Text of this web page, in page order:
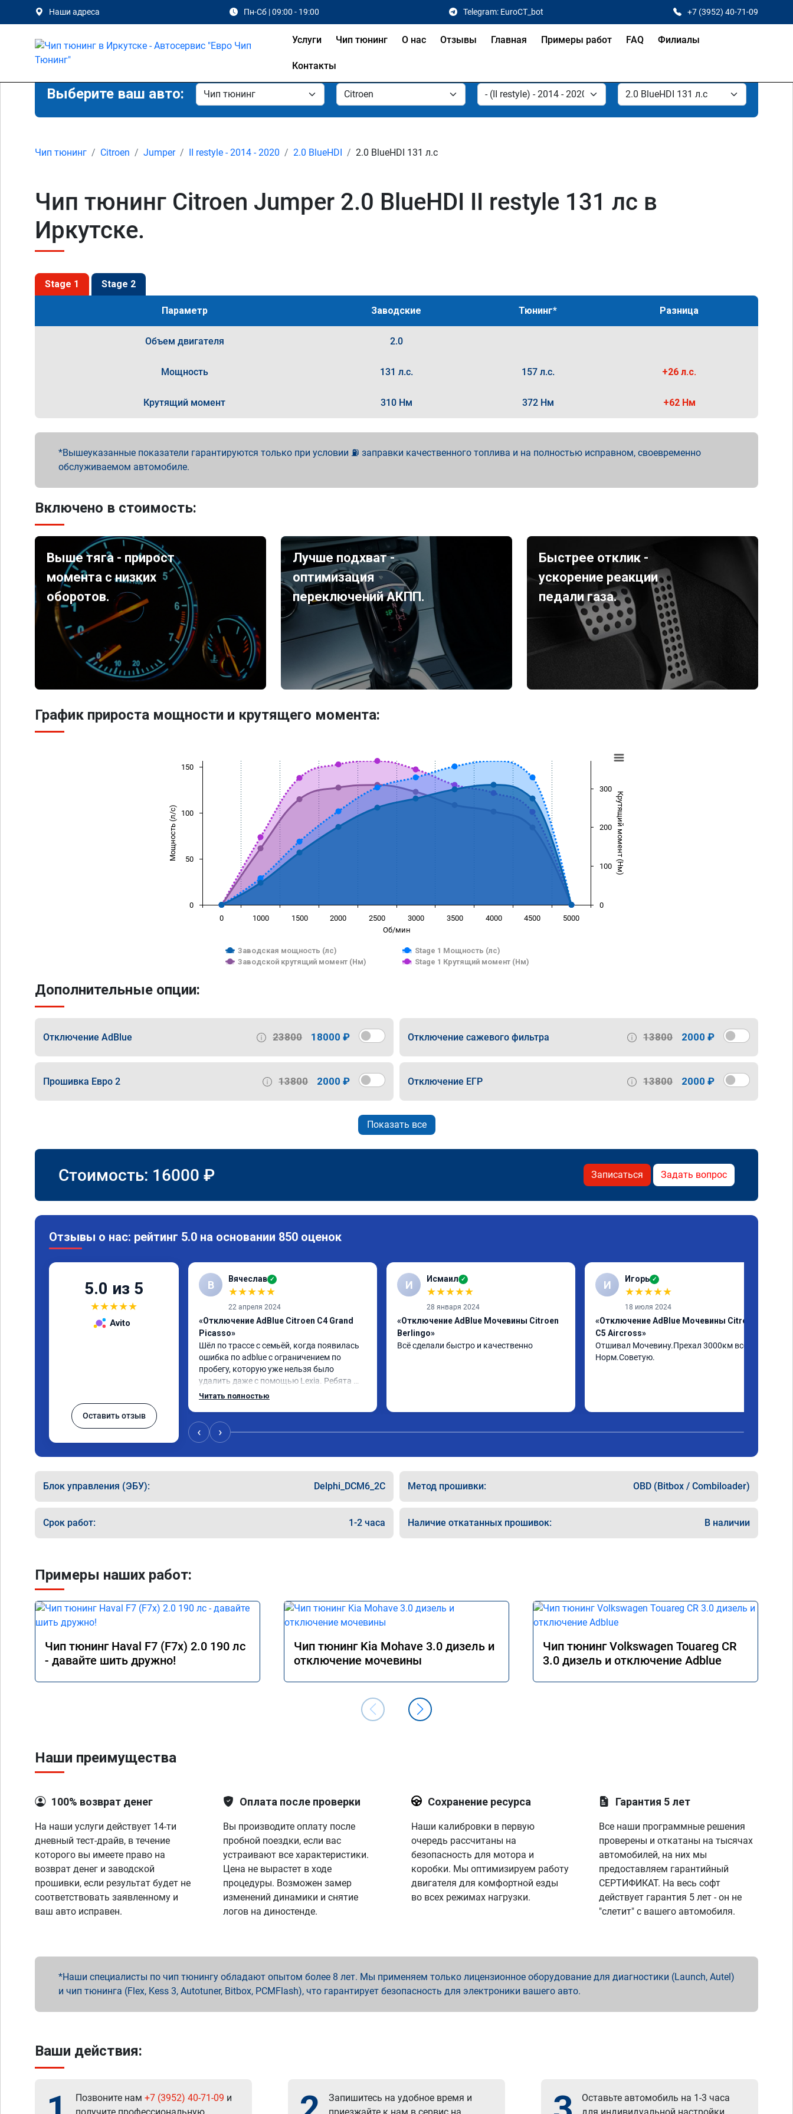
Наши адреса Пн-Сб | 09:00 - 19:00 Telegram: EuroCT_bot +7 (3952) 40-71-09
Услуги Чип тюнинг О нас Отзывы Главная Примеры работ FAQ Филиалы
Контакты
Выберите ваш авто:
Чип тюнинг Citroen Jumper II restyle - 2014 - 2020 2.0 BlueHDI 2.0 BlueHDI 131 л.с
Чип тюнинг Citroen Jumper 2.0 BlueHDI II restyle 131 лс в
Иркутске.
Stage 1 Stage 2
Параметр Заводские Тюнинг* Разница
Объем двигателя 2.0
Мощность 131 л.с. 157 л.с. +26 л.с.
Крутящий момент 310 Нм 372 Нм +62 Нм
Вышеуказанные показатели гарантируются только при условии ⛽ заправки качественного топлива и на полностью исправном, своевременно
обслуживаемом автомобиле.
Включено в стоимость:
Выше тяга - прирост
момента с низких
оборотов.
Лучше подхват -
оптимизация
переключений АКПП.
Быстрее отклик -
ускорение реакции
педали газа.
График прироста мощности и крутящего момента:
Об/мин
Мощность (л/с) Крутящий момент (Нм)
Заводская мощность (лс)
Stage 1 Мощность (лс)
Заводской крутящий момент (Нм)
Stage 1 Крутящий момент (Нм)
0 1000 1500 2000 2500 3000 3500 4000 4500 5000
0
50
100
150
0
100
200
300
Дополнительные опции:
Отключение AdBlue 23800 18000 ₽ Отключение сажевого фильтра 13800 2000 ₽
Прошивка Евро 2 13800 2000 ₽ Отключение ЕГР 13800 2000 ₽
Показать все
Стоимость: 16000 ₽ Записаться Задать вопрос
Отзывы о нас: рейтинг 5.0 на основании 850 оценок
5.0 из 5
★★★★★
Avito
Оставить отзыв
В Вячеслав ✓
★★★★★
22 апреля 2024
«Отключение AdBlue Citroen C4 Grand
Picasso»
Шёл по трассе с семьёй, когда появилась
ошибка по adblue с ограничением по
пробегу, которую уже нельзя было
удалить даже с помощью Lexia. Ребята
пошли навстречу, оперативно приняли и
Читать полностью
И Исмаил ✓
★★★★★
28 января 2024
«Отключение AdBlue Мочевины Citroen
Berlingo»
Всё сделали быстро и качественно
И Игорь ✓
★★★★★
18 июля 2024
«Отключение AdBlue Мочевины Citroen
C5 Aircross»
Отшивал Мочевину.Прехал 3000км всё
Норм.Советую.
‹ ›
Блок управления (ЭБУ): Delphi_DCM6_2C Метод прошивки: OBD (Bitbox / Combiloader)
Срок работ: 1-2 часа Наличие откатанных прошивок: В наличии
Примеры наших работ:
Чип тюнинг Haval F7 (F7x) 2.0 190 лс
- давайте шить дружно!
Чип тюнинг Kia Mohave 3.0 дизель и
отключение мочевины
Чип тюнинг Volkswagen Touareg CR
3.0 дизель и отключение Adblue
Наши преимущества
100% возврат денег
На наши услуги действует 14-ти
дневный тест-драйв, в течение
которого вы имеете право на
возврат денег и заводской
прошивки, если результат будет не
соответствовать заявленному и
ваш авто исправен.
Оплата после проверки
Вы производите оплату после
пробной поездки, если вас
устраивают все характеристики.
Цена не вырастет в ходе
процедуры. Возможен замер
изменений динамики и снятие
логов на диностенде.
Сохранение ресурса
Наши калибровки в первую
очередь рассчитаны на
безопасность для мотора и
коробки. Мы оптимизируем работу
двигателя для комфортной езды
во всех режимах нагрузки.
Гарантия 5 лет
Все наши программные решения
проверены и откатаны на тысячах
автомобилей, на них мы
предоставляем гарантийный
СЕРТИФИКАТ. На весь софт
действует гарантия 5 лет - он не
"слетит" с вашего автомобиля.
Наши специалисты по чип тюнингу обладают опытом более 8 лет. Мы применяем только лицензионное оборудование для диагностики (Launch, Autel)
и чип тюнинга (Flex, Kess 3, Autotuner, Bitbox, PCMFlash), что гарантирует безопасность для электроники вашего авто.
Ваши действия:
Позвоните нам +7 (3952) 40-71-09 и
Запишитесь на удобное время и
Оставьте автомобиль на 1-3 часа